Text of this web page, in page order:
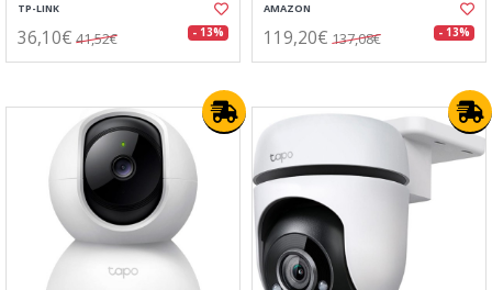
TP-LINK
36,10€ 41,52€ - 13%
AMAZON
119,20€ 137,08€ - 13%